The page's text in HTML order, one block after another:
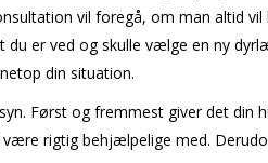
vil foregå, om man altid vil
er ved og skulle vælge en ny
din situation.
Først og fremmest giver det din
rigtig behjælpelige med.